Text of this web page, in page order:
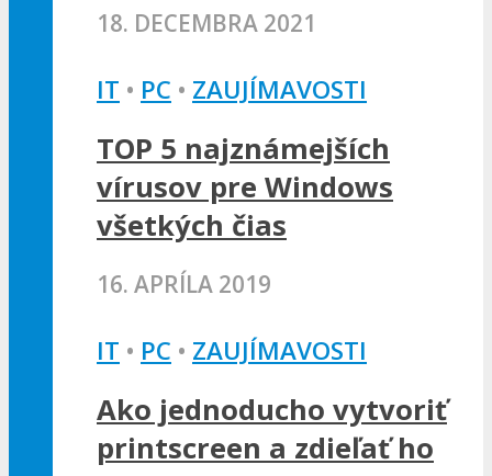
18. DECEMBRA 2021
IT • PC • ZAUJÍMAVOSTI
TOP 5 najznámejších
vírusov pre Windows
všetkých čias
16. APRÍLA 2019
IT • PC • ZAUJÍMAVOSTI
Ako jednoducho vytvoriť
printscreen a zdieľať ho